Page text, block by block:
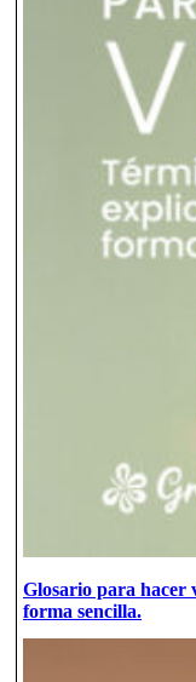
Glosario para hacer
forma sencilla.